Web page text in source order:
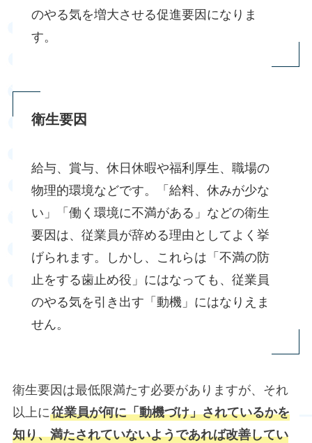
のやる気を増大させる促進要因になりま
す。
衛生要因
給与、賞与、休日休暇や福利厚生、職場の
物理的環境などです。「給料、休みが少な
い」「働く環境に不満がある」などの衛生
要因は、従業員が辞める理由としてよく挙
げられます。しかし、これらは「不満の防
止をする歯止め役」にはなっても、従業員
のやる気を引き出す「動機」にはなりえま
せん。
衛生要因は最低限満たす必要がありますが、それ
以上に従業員が何に「動機づけ」されているかを
知り、満たされていないようであれば改善してい